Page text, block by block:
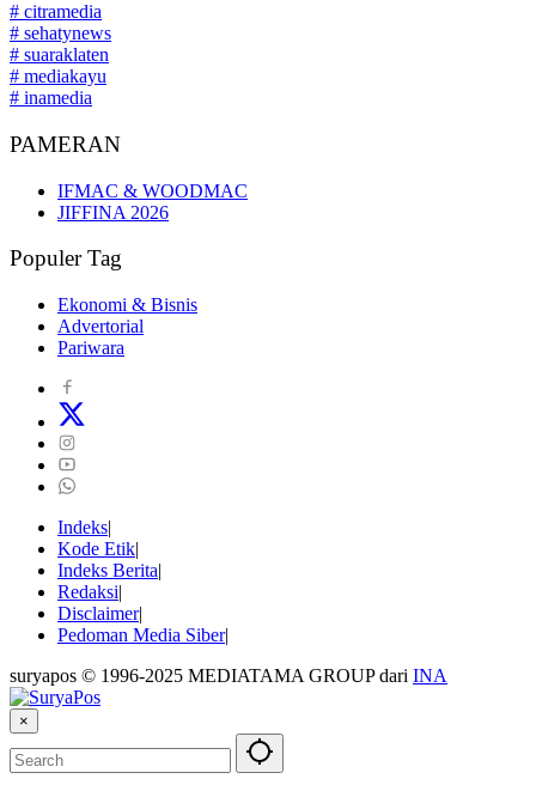
# citramedia
# sehatynews
# suaraklaten
# mediakayu
# inamedia
PAMERAN
IFMAC & WOODMAC
JIFFINA 2026
Populer Tag
Ekonomi & Bisnis
Advertorial
Pariwara
Indeks
Kode Etik
Indeks Berita
Redaksi
Disclaimer
Pedoman Media Siber
suryapos © 1996-2025 MEDIATAMA GROUP dari INA
×